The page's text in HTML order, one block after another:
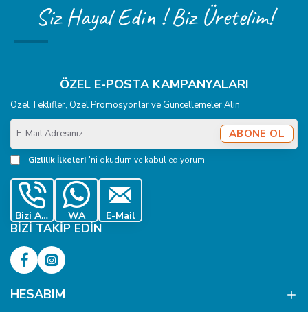
Siz Hayal Edin ! Biz Üretelim!
ÖZEL E-POSTA KAMPANYALARI
Özel Teklifler, Özel Promosyonlar ve Güncellemeler Alın
E-
Mail
Adresiniz
ABONE OL
Gizlilik İlkeleri 'ni okudum ve kabul ediyorum.
Bizi Ara WA E-Mail
BIZI TAKIP EDIN
HESABIM